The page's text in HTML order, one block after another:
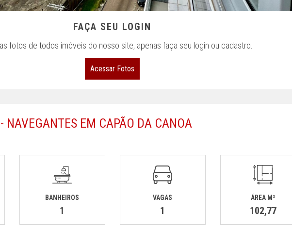
FAÇA SEU LOGIN
fotos de todos imóveis do nosso site, apenas faça seu login ou cadastro.
Acessar Fotos
NAVEGANTES EM CAPÃO DA CANOA
BANHEIROS
1
VAGAS
1
ÁREA M²
102,77